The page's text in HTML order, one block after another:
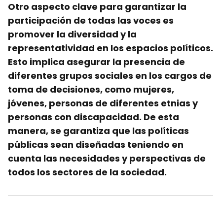
Otro aspecto clave para garantizar la
participación de todas las voces es
promover la diversidad y la
representatividad en los espacios políticos.
Esto implica asegurar la presencia de
diferentes grupos sociales en los cargos de
toma de decisiones, como mujeres,
jóvenes, personas de diferentes etnias y
personas con discapacidad. De esta
manera, se garantiza que las políticas
públicas sean diseñadas teniendo en
cuenta las necesidades y perspectivas de
todos los sectores de la sociedad.